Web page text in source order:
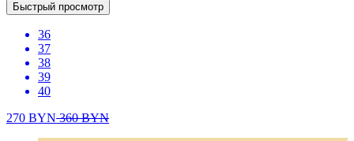
Быстрый просмотр
36
37
38
39
40
270 BYN360BYN